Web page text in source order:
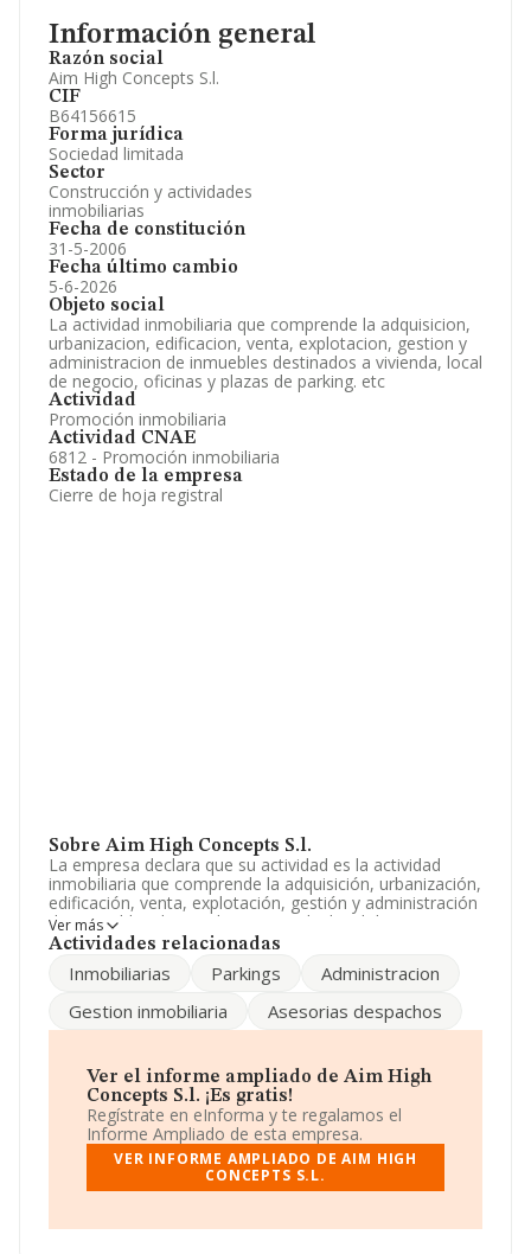
Información general
Razón social
Aim High Concepts S.l.
CIF
B64156615
Forma jurídica
Sociedad limitada
Sector
Construcción y actividades
inmobiliarias
Fecha de constitución
31-5-2006
Fecha último cambio
5-6-2026
Objeto social
La actividad inmobiliaria que comprende la adquisicion,
urbanizacion, edificacion, venta, explotacion, gestion y
administracion de inmuebles destinados a vivienda, local
de negocio, oficinas y plazas de parking. etc
Actividad
Promoción inmobiliaria
Actividad CNAE
6812 - Promoción inmobiliaria
Estado de la empresa
Cierre de hoja registral
Sobre Aim High Concepts S.l.
La empresa declara que su actividad es la actividad
inmobiliaria que comprende la adquisición, urbanización,
edificación, venta, explotación, gestión y administración
de inmuebles destinados a vivienda, local de negocio,
oficinas y plazas de parking. etc. La sociedad está
corresponde a 6812 con código '%cnae%'. La sociedad
La compañíaAim High Concepts S.L, NIF B64156615,
(08009), Barcelona, Cataluña.
Con los datos a disposición de INFORMA sobre 231.218
empresas pertenecientes al sector, en el ámbito
nacional la facturación alcanza la cifra de 29.817
millones de euros y se estima que el promedio de la
facturación entre todas las empresas es de 128 mil
los empleados de media son 1. La antigüedad desde la
Ver más
Actividades relacionadas
Inmobiliarias Parkings
Administracion
Gestion inmobiliaria
Asesorias despachos
Ver el informe ampliado de Aim High
Concepts S.l. ¡Es gratis!
Regístrate en eInforma y te regalamos el
Informe Ampliado de esta empresa.
VER INFORME AMPLIADO DE AIM HIGH
CONCEPTS S.L.
Información oficial y registral complementaria.